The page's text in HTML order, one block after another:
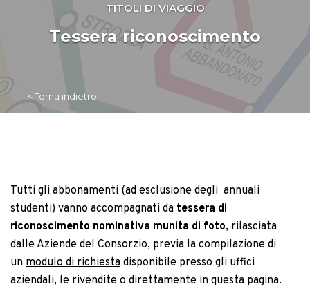
TITOLI DI VIAGGIO
Tessera riconoscimento
< Torna indietro
Tutti gli abbonamenti (ad esclusione degli annuali
studenti) vanno accompagnati da tessera di
riconoscimento nominativa munita di foto, rilasciata
dalle Aziende del Consorzio, previa la compilazione di
un modulo di richiesta disponibile presso gli uffici
aziendali, le rivendite o direttamente in questa pagina.